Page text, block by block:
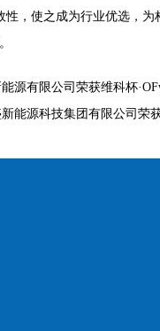
，使之成为行业优选，
源有限公司荣获维科杯
能源科技集团有限公司荣